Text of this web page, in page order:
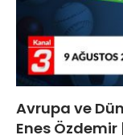
Avrupa ve
Enes